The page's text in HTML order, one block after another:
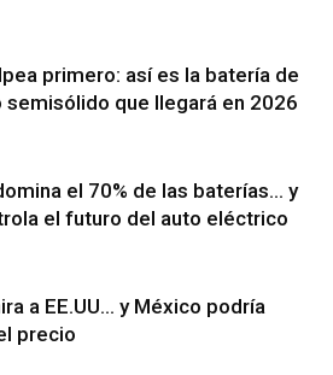
primero: así es la batería de
semisólido que llegará en 2026
el 70% de las baterías… y
el futuro del auto eléctrico
a EE.UU… y México podría
precio